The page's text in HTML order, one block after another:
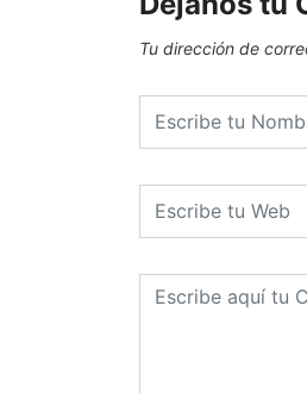
Tu dirección de